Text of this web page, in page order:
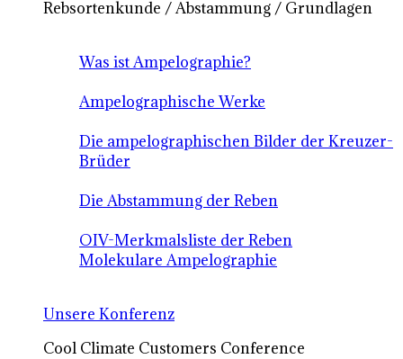
Rebsortenkunde / Abstammung / Grundlagen
Was ist Ampelographie?
Ampelographische Werke
Die ampelographischen Bilder der Kreuzer-
Brüder
Die Abstammung der Reben
OIV-Merkmalsliste der Reben
Molekulare Ampelographie
Unsere Konferenz
Cool Climate Customers Conference